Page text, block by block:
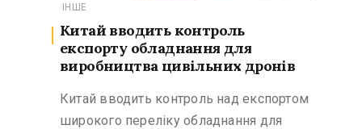
ІНШЕ
Китай вводить контроль
експорту обладнання для
виробництва цивільних дронів
Китай вводить контроль над експортом
широкого переліку обладнання для